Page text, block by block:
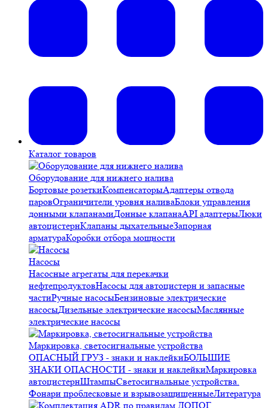
Каталог товаров
Оборудование для нижнего налива
Бортовые розеткиКомпенсаторыАдаптеры отвода
паровОграничители уровня наливаБлоки управления
донными клапанамиДонные клапанаAPI адаптерыЛюки
автоцистернКлапаны дыхательныеЗапорная
арматураКоробки отбора мощности
Насосы
Насосные агрегаты для перекачки
нефтепродуктовНасосы для автоцистерн и запасные
частиРучные насосыБензиновые электрические
насосыДизельные электрические насосыМаслянные
электрические насосы
Маркировка, светосигнальные устройства
ОПАСНЫЙ ГРУЗ - знаки и наклейкиБОЛЬШИЕ
ЗНАКИ ОПАСНОСТИ - знаки и наклейкиМаркировка
автоцистернШтампыСветосигнальные устройства.
Фонари проблесковые и взрывозащищенныеЛитература